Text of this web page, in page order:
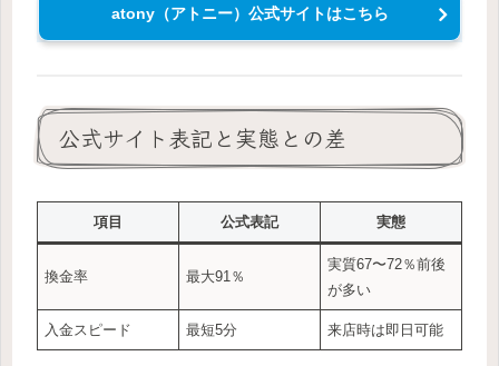
atony（アトニー）公式サイトはこちら
公式サイト表記と実態との差
項目 公式表記 実態
換金率 最大91％
実質67〜72％前後
が多い
入金スピード 最短5分 来店時は即日可能